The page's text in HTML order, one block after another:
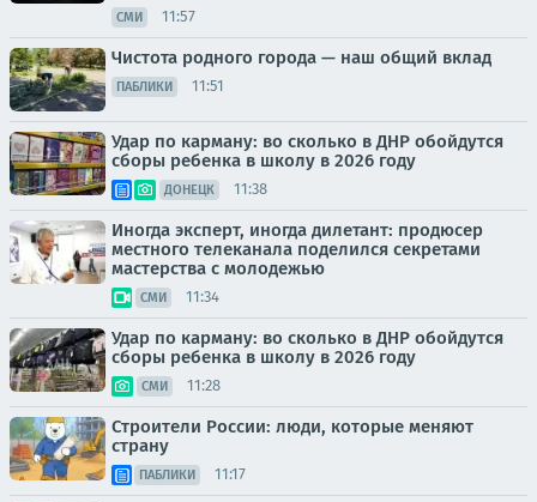
СМИ 11:57
Чистота родного города — наш общий вклад
ПАБЛИКИ 11:51
Удар по карману: во сколько в ДНР обойдутся
сборы ребенка в школу в 2026 году
ДОНЕЦК 11:38
Иногда эксперт, иногда дилетант: продюсер
местного телеканала поделился секретами
мастерства с молодежью
СМИ 11:34
Удар по карману: во сколько в ДНР обойдутся
сборы ребенка в школу в 2026 году
СМИ 11:28
Строители России: люди, которые меняют
страну
ПАБЛИКИ 11:17